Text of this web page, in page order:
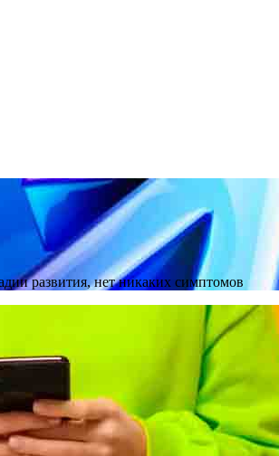
развития, нет никаких симптомов